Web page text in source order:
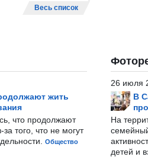
Весь список
жить
что продолжают
того, что не могут
Общество
26 июля
В
На
детей и